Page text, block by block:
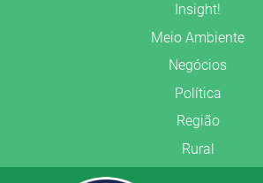
Insight!
Meio Ambiente
Negócios
Política
Região
Rural